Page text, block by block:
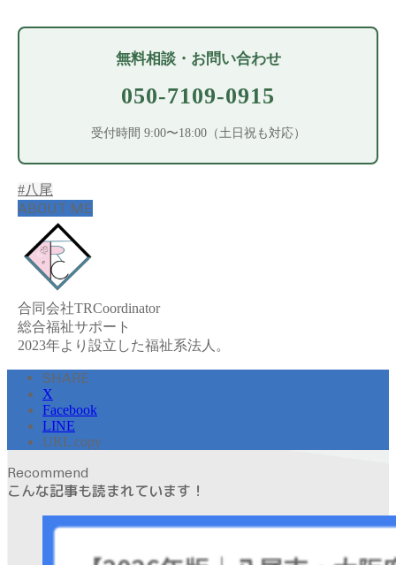
無料相談・お問い合わせ
050-7109-0915
受付時間 9:00〜18:00（土日祝も対応）
#八尾
ABOUT ME
合同会社TRCoordinator
総合福祉サポート
2023年より設立した福祉系法人。
SHARE
X
Facebook
LINE
URL copy
Recommend
こんな記事も読まれています！